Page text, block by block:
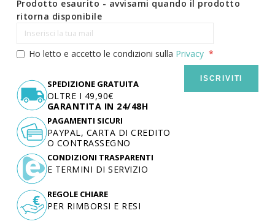
Prodotto esaurito - avvisami quando il prodotto
ritorna disponibile
Ho letto e accetto le condizioni sulla Privacy
ISCRIVITI
SPEDIZIONE GRATUITA
OLTRE I 49,90€
GARANTITA IN 24/48H
PAGAMENTI SICURI
PAYPAL, CARTA DI CREDITO
O CONTRASSEGNO
CONDIZIONI TRASPARENTI
E TERMINI DI SERVIZIO
REGOLE CHIARE
PER RIMBORSI E RESI